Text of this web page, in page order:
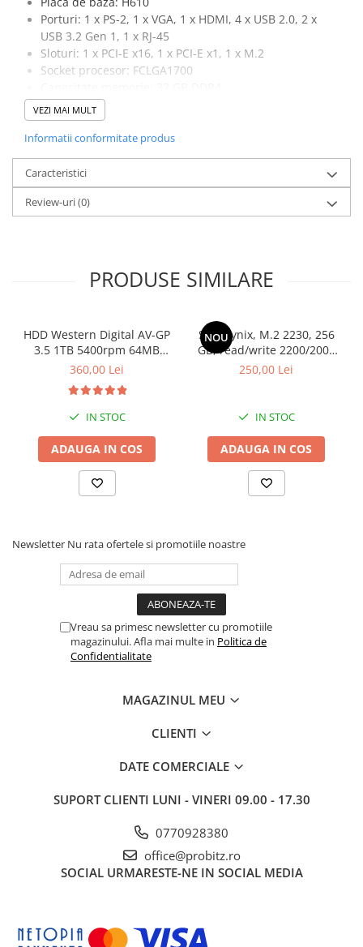
Monitoare Second-Hand
Servere
Hard Disk-uri SERVER
Cabinete metalice
Carcase server
Memorii RAM Server
Procesoare server
Sisteme server
Tastaturi
Mouse
Accesorii UPS-uri
Statii GRAFICE
Statii GRAFICE NOI
Statii GRAFICE Refurbished
Imprimante&Consumabile
Accesorii Printing
Cartuse cerneala
Imprimante de format mare
Imprimante Foto
Imprimante Inkjet
Retelistica
Adaptoare PowerLAN
Placi de retea
Porturi: 1 x PS-2, 1 x VGA, 1 x HDMI, 4 x USB 2.0, 2 x
USB 3.2 Gen 1, 1 x RJ-45
Sloturi: 1 x PCI-E x16, 1 x PCI-E x1, 1 x M.2
Socket procesor: FCLGA1700
Capacitate stocare: 512 GB SSD M.2 + 1 TB HDD
Placa video: RTX™ 4060 8 gb GDDR6
VEZI MAI MULT
Informatii conformitate produs
Caracteristici
Review-uri(0)
PRODUSE SIMILARE
HDD Western Digital AV-GP
3.5 1TB 5400rpm 64MB
SATA3 (WD10EURX)
360,00 Lei
IN STOC
ADAUGA IN COS
NOU
SSD Hynix, M.2 2230, 256
GB, read/write 2200/2000
MB/s, bulk
250,00 Lei
IN STOC
ADAUGA IN COS
Newsletter Nu rata ofertele si promotiile noastre
Vreau sa primesc newsletter cu promotiile
magazinului. Afla mai multe in Politica de
Confidentialitate
MAGAZINUL MEU
CLIENTI
DATE COMERCIALE
SUPORT CLIENTI LUNI - VINERI 09.00 - 17.30
0770928380
office@probitz.ro
SOCIAL URMARESTE-NE IN SOCIAL MEDIA